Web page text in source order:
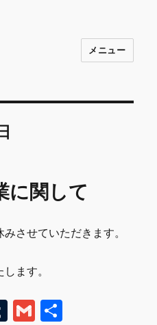
常に彩りを～ フ
区瑞江
メニュー
に関して
させていただきます。
ます。
T
G